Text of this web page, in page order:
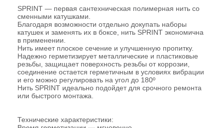
SPRINT — первая сантехническая полимерная нить со
сменными катушками.
Благодаря возможности отдельно докупать наборы
катушек и заменять их в боксе, нить SPRINT экономична
в применении.
Нить имеет плоское сечение и улучшенную пропитку.
Надежно герметизирует металлические и пластиковые
резьбы, защищает поверхность резьбы от коррозии,
соединение остается герметичным в условиях вибрации
и его можно регулировать на угол до 180º
Нить SPRINT идеально подойдет для срочного ремонта
или быстрого монтажа.
Технические характеристики: